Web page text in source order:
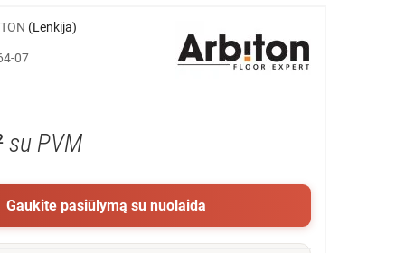
(Lenkija)
07
su PVM
Gaukite pasiūlymą su nuolaida